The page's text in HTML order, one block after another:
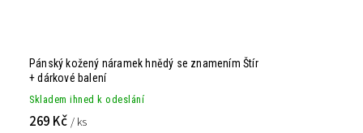
Pánský kožený náramek hnědý se znamením Štír
+ dárkové balení
Skladem ihned k odeslání
269 Kč / ks